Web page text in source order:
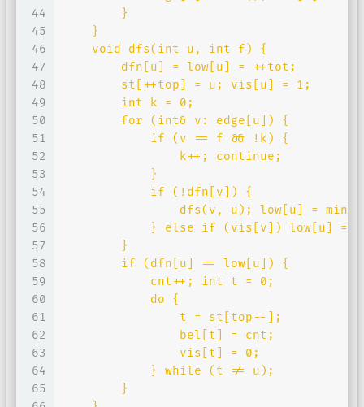
44
45
46
47
48
49
50
51
52
53
54
55
56
57
58
59
60
61
62
63
64
65
        }
    }
    void dfs(int u, int f) {
        dfn[u] = low[u] = ++tot;
        st[++top] = u; vis[u] = 1;
        int k = 0;
        for (int& v: edge[u]) {
            if (v == f && !k) {
                k++; continue;
            }
            if (!dfn[v]) {
dfs(v, u); low[u] =
} else if (vis[v]) low[u] =
        }
        if (dfn[u] == low[u]) {
            cnt++; int t = 0;
            do {
                t = st[top--];
                bel[t] = cnt;
                vis[t] = 0;
            } while (t != u);
        }